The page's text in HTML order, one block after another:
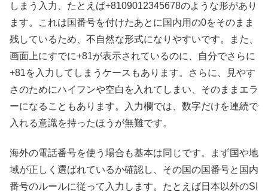
しまう入力、たとえば+8109012345678のような形があり
ます。これは国番号を付けたあとに国内用の0をそのまま
残しているため、不自然な形式になりやすいです。また、
画面上にすでに+81が表示されているのに、自分でさらに
+81を入力してしまうケースもあります。さらに、見やす
さのためにハイフンや空白を入れてしまい、そのままエラ
ーになることもあります。入力欄では、数字だけを連続で
入れる意識を持ったほうが無難です。
海外の電話番号を使う場合も基本は同じです。まず国や地
域が正しく選ばれているか確認し、その国の国番号と国内
番号のルールに従って入力します。たとえば日本以外のSI